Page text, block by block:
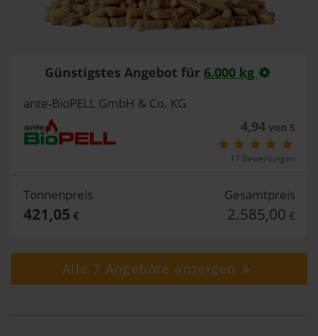
Günstigstes Angebot für 6.000 kg
ante-BioPELL GmbH & Co. KG
4,94von 5
17 Bewertungen
Tonnenpreis
421,05 €
Gesamtpreis
2.585,00 €
Alle 7 Angebote anzeigen